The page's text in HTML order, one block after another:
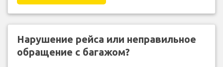
Нарушение рейса или неправильное
обращение с багажом?